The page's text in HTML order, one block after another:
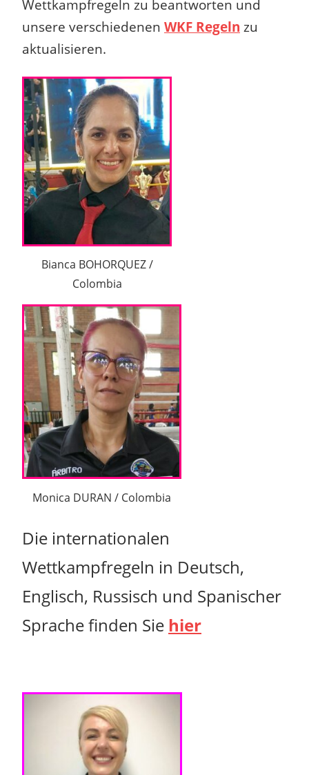
Wettkampfregeln zu beantworten und
unsere verschiedenen WKF Regeln zu
aktualisieren.
Bianca BOHORQUEZ /
Colombia
Monica DURAN / Colombia
Die internationalen
Wettkampfregeln in Deutsch,
Englisch, Russisch und Spanischer
Sprache finden Sie hier